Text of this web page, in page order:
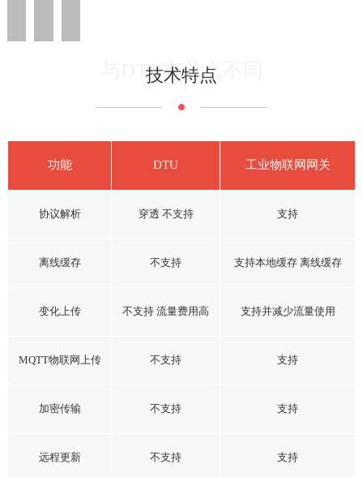
与DTU有什么不同
技术特点
功能 DTU 工业物联网网关
协议解析 穿透 不支持 支持
离线缓存 不支持 支持本地缓存 离线缓存
变化上传 不支持 流量费用高 支持并减少流量使用
MQTT物联网上传 不支持 支持
加密传输 不支持 支持
远程更新 不支持 支持